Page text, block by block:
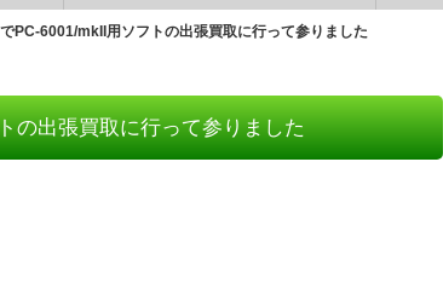
PC-6001/mkII用ソフトの出張買取に行って参りました
の出張買取に行って参りました